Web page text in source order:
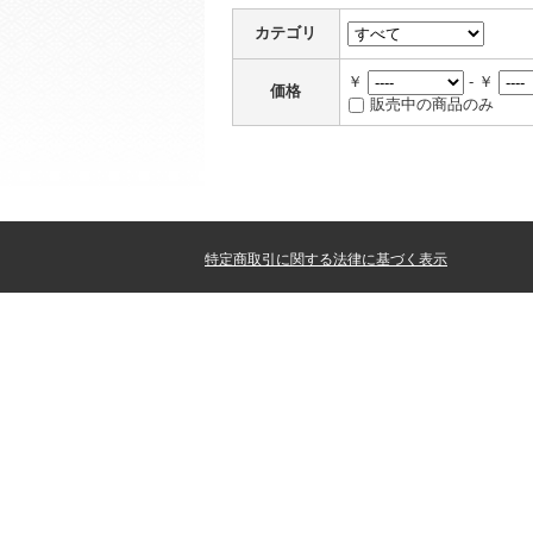
カテゴリ
価格
￥
- ￥
販売中の商品のみ
特定商取引に関する法律に基づく表示